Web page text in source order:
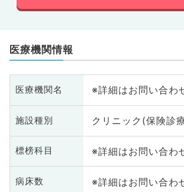
医療機関情報
医療機関名 ※詳細はお問い合わ
施設種別 クリニック(保険診
標榜科目 ※詳細はお問い合わ
病床数 ※詳細はお問い合わ